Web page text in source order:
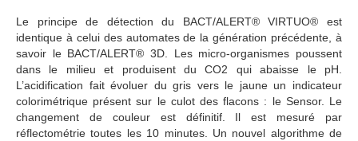
Le principe de détection du BACT/ALERT® VIRTUO® est
identique à celui des automates de la génération précédente, à
savoir le BACT/ALERT® 3D. Les micro-organismes poussent
dans le milieu et produisent du CO2 qui abaisse le pH.
L’acidification fait évoluer du gris vers le jaune un indicateur
colorimétrique présent sur le culot des flacons : le Sensor. Le
changement de couleur est définitif. Il est mesuré par
réflectométrie toutes les 10 minutes. Un nouvel algorithme de